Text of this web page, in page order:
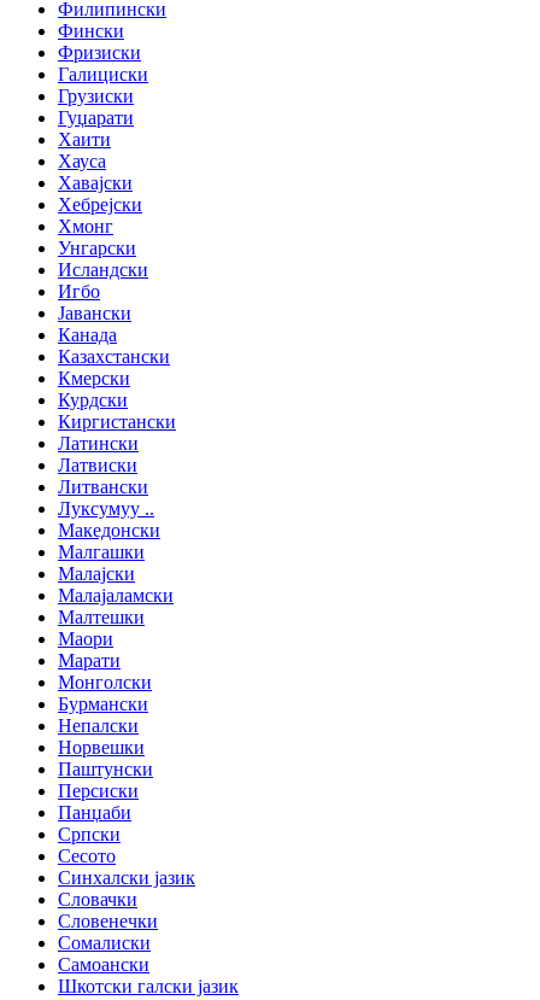
Филипински
Фински
Фризиски
Галициски
Грузиски
Гуџарати
Хаити
Хауса
Хавајски
Хебрејски
Хмонг
Унгарски
Исландски
Игбо
Јавански
Канада
Казахстански
Кмерски
Курдски
Киргистански
Латински
Латвиски
Литвански
Луксумуу ..
Македонски
Малгашки
Малајски
Малајаламски
Малтешки
Маори
Марати
Монголски
Бурмански
Непалски
Норвешки
Паштунски
Персиски
Панџаби
Српски
Сесото
Синхалски јазик
Словачки
Словенечки
Сомалиски
Самоански
Шкотски галски јазик